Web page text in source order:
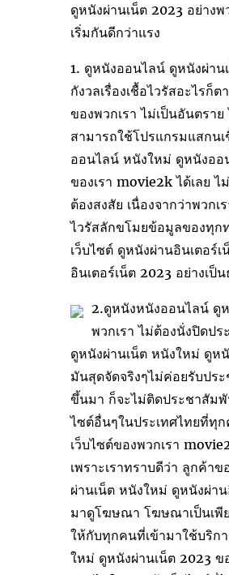
ดูหนังผ่านเน็ต 2023 อย่าง
เริ่มกันดีกว่าแรง
1. ดูหนังออนไลน์ ดูหนังผ่าน
กังวลเรื่องเชื้อไวรัสอะไรก็ต
ของพวกเรา ไม่เป็นอันตรา
สามารถใช้โปรแกรมแสกน
ออนไลน์ หนังใหม่ ดูหนังออ
ของเรา movie2k ได้เลย ไ
ต้องสงสัย เนื่องจากว่าพวก
ไวรัสลักขโมยข้อมูลของทุก
เว็บไซต์ ดูหนังผ่านอินเตอร์
อินเตอร์เน็ต 2023 อย่างเป็
2.ดูหนังหนังออนไลน์ ดู
พวกเรา ไม่ต้องนั่งปิดป
ดูหนังผ่านเน็ต หนังใหม่ ดูห
มันสุดจัดจริงๆไม่ค่อยรับปร
ขึ้นมา ก็จะไม่ติดประชาสัม
ไซต์อื่นๆในประเทศไทยที่ทุ
เว็บไซต์ของพวกเรา
เพราะเราทราบดีว่า ลูกค้า
ผ่านเน็ต หนังใหม่ ดูหนังผ่า
มาดูโฆษณา โฆษณาเป็นเพีย
ให้กับทุกคนที่เข้ามาใช้บริก
ใหม่ ดูหนังผ่านเน็ต 2023 ข